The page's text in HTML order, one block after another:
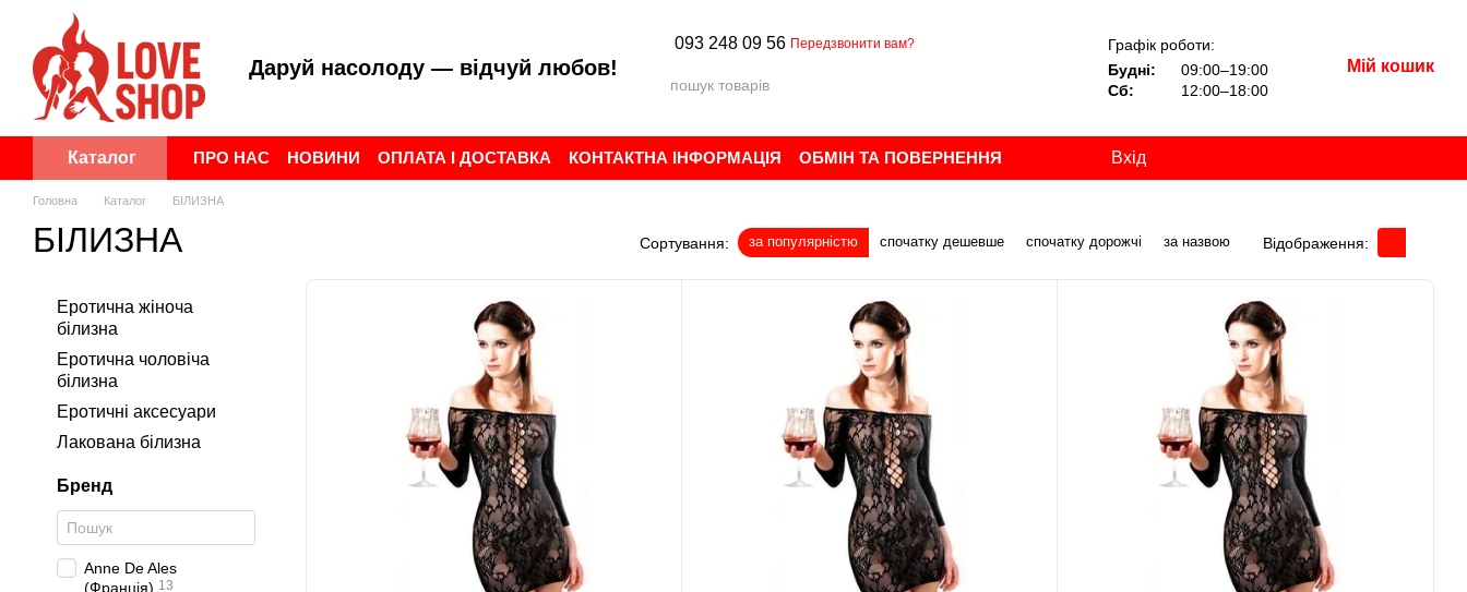
Перейти до основного контенту
Даруй насолоду — відчуй любов!
093 248 09 56 Передзвонити вам?
Графік роботи:
Будні:
09:00–19:00
Сб:
12:00–18:00
Мій кошик
Каталог ПРО НАС НОВИНИ ОПЛАТА І ДОСТАВКА КОНТАКТНА ІНФОРМАЦІЯ
ОБМІН ТА ПОВЕРНЕННЯ
ПУБЛІЧНА ОФЕРТА
УГОДА КОРИСТУВАЧА БРЕНДИ ВІДГУКИ ПРО МАГАЗИН
Вхід
Головна Каталог БІЛИЗНА
БІЛИЗНА Сортування: за популярністю спочатку дешевше спочатку дорожчі за назвою Відображення:
Еротична жіноча
білизна
Еротична чоловіча
білизна
Еротичні аксесуари
Лакована білизна
Бренд
Anne De Ales
(Франція) 13